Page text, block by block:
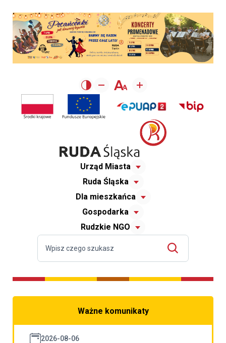
Urząd Miasta
Ruda Śląska
Dla mieszkańca
Gospodarka
Rudzkie NGO
Ważne komunikaty
2026-08-06